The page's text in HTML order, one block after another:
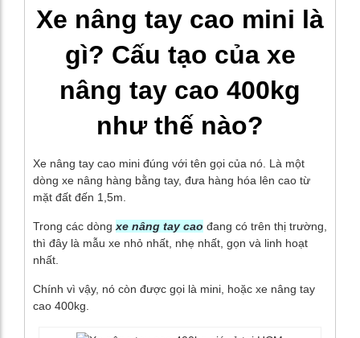
Xe nâng tay cao mini là
gì? Cấu tạo của xe
nâng tay cao 400kg
như thế nào?
Xe nâng tay cao mini đúng với tên gọi của nó. Là một
dòng xe nâng hàng bằng tay, đưa hàng hóa lên cao từ
mặt đất đến 1,5m.
Trong các dòng xe nâng tay cao đang có trên thị trường,
thì đây là mẫu xe nhỏ nhất, nhẹ nhất, gọn và linh hoạt
nhất.
Chính vì vậy, nó còn được gọi là mini, hoặc xe nâng tay
cao 400kg.